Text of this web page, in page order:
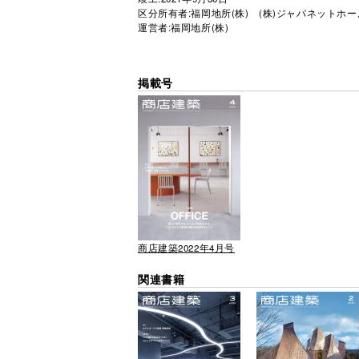
区分所有者:福岡地所(株) (株)ジャパネットホー
運営者:福岡地所(株)
掲載号
商店建築2022年4月号
関連書籍